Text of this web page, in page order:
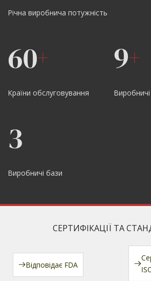
Річна виробнича потужність
60+
Країни обслуговування
9+
Виробничі
3
Виробничі бази
СЕРТИФІКАЦІЇ ТА
Відповідає FDA